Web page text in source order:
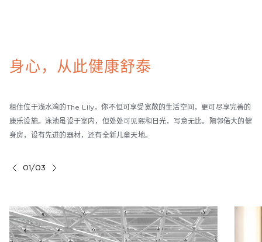
身心，从此健康舒泰
租住位于浅水湾的The Lily，你不但可享受宽敞的生活空间，更可尽享完善的
康乐设施。泳池虽设于室内，但处处可见熙和日光，写意无比。隔邻偌大的健
身房，设有先进的器材，还有全新儿童天地。
01/03